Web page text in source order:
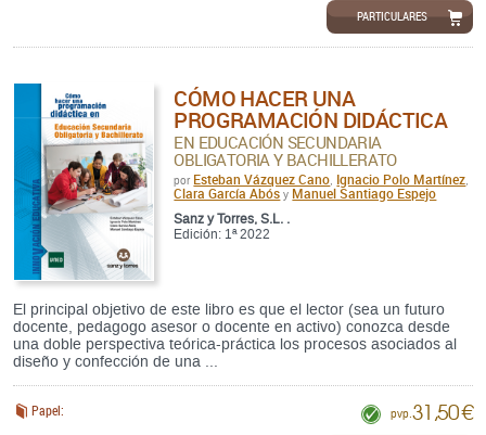
PARTICULARES
CÓMO HACER UNA
PROGRAMACIÓN DIDÁCTICA
EN EDUCACIÓN SECUNDARIA
OBLIGATORIA Y BACHILLERATO
por Esteban Vázquez Cano Ignacio Polo Martínez
Clara García Abós y Manuel Santiago Espejo
Sanz y Torres, S.L. .
Edición: 1ª 2022
El principal objetivo de este libro es que el lector (sea un futuro
docente, pedagogo asesor o docente en activo) conozca desde
una doble perspectiva teórica-práctica los procesos asociados al
diseño y confección de una ...
Papel: pvp. 31,50 €